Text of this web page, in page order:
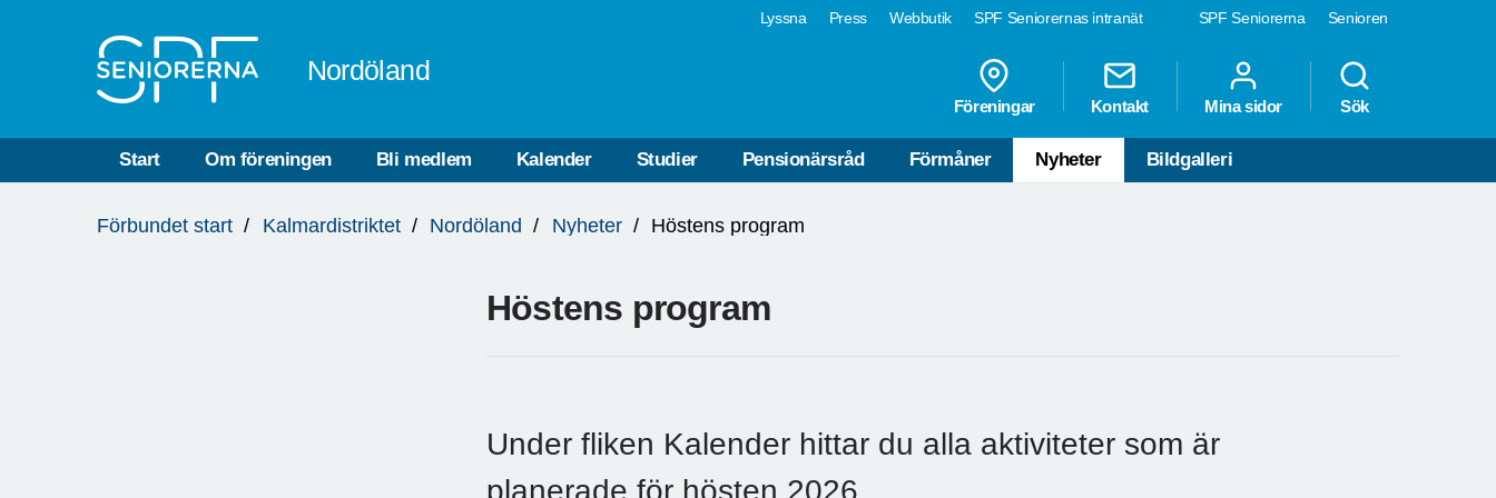
SPF Seniorerna Senioren
Lyssna Press Webbutik SPF Seniorernas intranät
Nordöland
Föreningar Kontakt Mina sidor Sök
Start Om föreningen Bli medlem Kalender Studier Pensionärsråd Förmåner Nyheter Bildgalleri
är
Förbundet start Kalmardistriktet Nordöland Nyheter Höstens program
Höstens program
Under fliken Kalender hittar du alla aktiviteter som är
planerade för hösten 2026.